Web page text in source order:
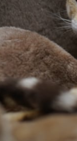
zdjęcia.